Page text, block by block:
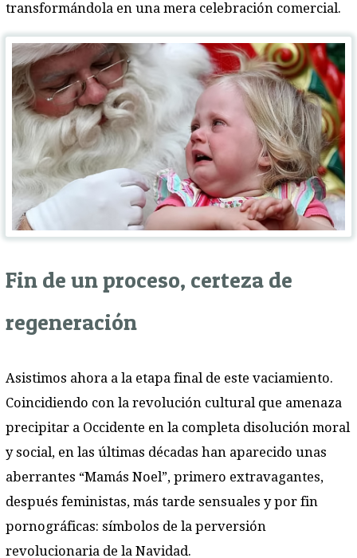
transformándola en una mera celebración comercial.
Fin de un proceso, certeza de
regeneración
Asistimos ahora a la etapa final de este vaciamiento.
Coincidiendo con la revolución cultural que amenaza
precipitar a Occidente en la completa disolución moral
y social, en las últimas décadas han aparecido unas
aberrantes “Mamás Noel”, primero extravagantes,
después feministas, más tarde sensuales y por fin
pornográficas: símbolos de la perversión
revolucionaria de la Navidad.